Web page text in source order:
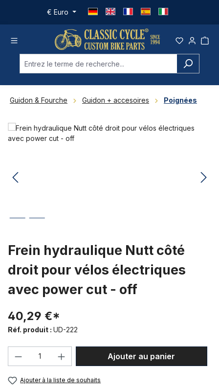
Passer au contenu principal
€ Euro
Guidon & Fourche Guidon + accesoires Poignées
Ignorer la galerie d'images
Frein hydraulique Nutt côté
droit pour vélos électriques
avec power cut - off
40,29 €*
Réf. produit : UD-222
Quantité de produit : Entrez la
Ajouter au panier
Ajouter à la liste de souhaits